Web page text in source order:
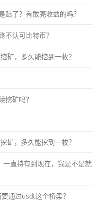
赔了？有敢亮收益的吗？
不认可比特币？
矿，多久能挖到一枚？
挖矿吗？
矿，多久能挖到一枚？
直持有到现在，我是不是就
通过usdt这个桥梁？